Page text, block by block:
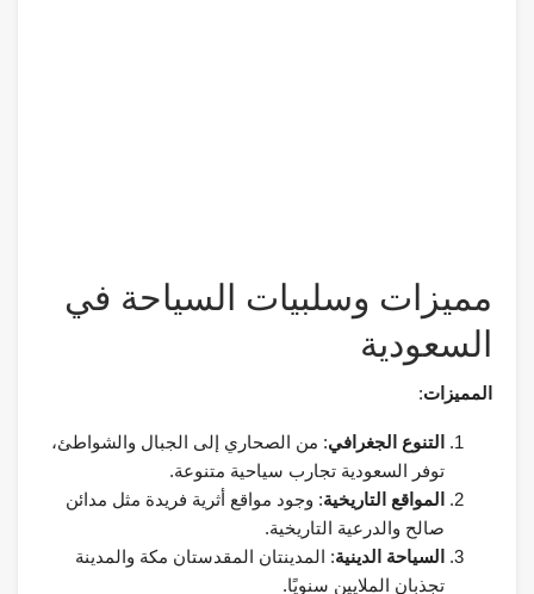
مميزات وسلبيات السياحة في
السعودية
المميزات:
التنوع الجغرافي: من الصحاري إلى الجبال والشواطئ،
توفر السعودية تجارب سياحية متنوعة.
المواقع التاريخية: وجود مواقع أثرية فريدة مثل مدائن
صالح والدرعية التاريخية.
السياحة الدينية: المدينتان المقدستان مكة والمدينة
تجذبان الملايين سنويًا.